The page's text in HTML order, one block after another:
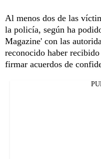
Al menos dos de las
la policía, según ha
Magazine' con las
reconocido haber
firmar acuerdos de